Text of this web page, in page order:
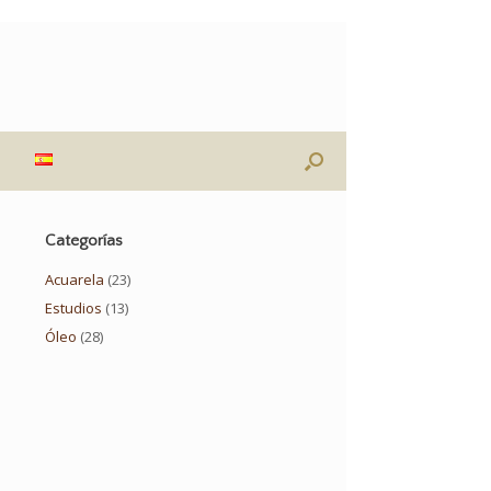
Categorías
Acuarela (23)
Estudios (13)
Óleo (28)